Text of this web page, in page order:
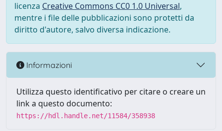
licenza Creative Commons CC0 1.0 Universal,
mentre i file delle pubblicazioni sono protetti da
diritto d'autore, salvo diversa indicazione.
Informazioni
Utilizza questo identificativo per citare o creare un
link a questo documento:
https://hdl.handle.net/11584/358938